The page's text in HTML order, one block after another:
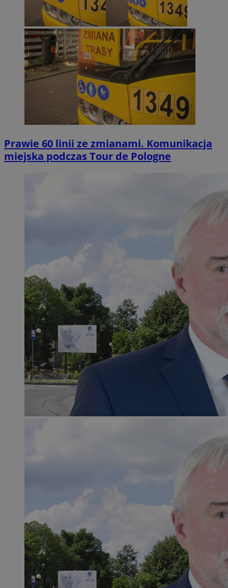
Prawie 60 linii ze zmianami. Komunikacja
miejska podczas Tour de Pologne